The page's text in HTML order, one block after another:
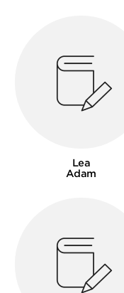
Lea
Adam